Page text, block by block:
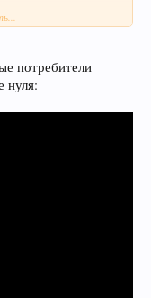
потребители
нуля: